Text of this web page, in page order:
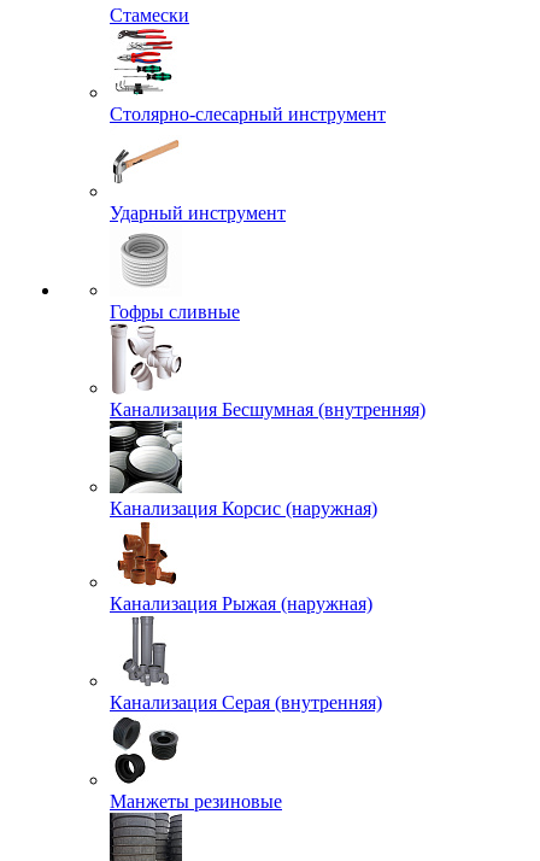
Стамески
Столярно-слесарный инструмент
Ударный инструмент
Гофры сливные
Канализация Бесшумная (внутренняя)
Канализация Корсис (наружная)
Канализация Рыжая (наружная)
Канализация Серая (внутренняя)
Манжеты резиновые